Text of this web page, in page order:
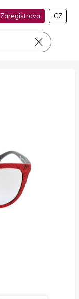
Zaregistrova CZ